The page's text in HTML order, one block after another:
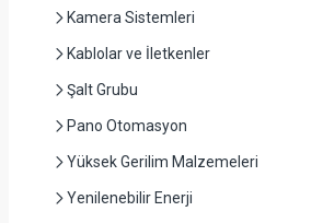
Kamera Sistemleri
Kablolar ve İletkenler
Şalt Grubu
Pano Otomasyon
Yüksek Gerilim Malzemeleri
Yenilenebilir Enerji